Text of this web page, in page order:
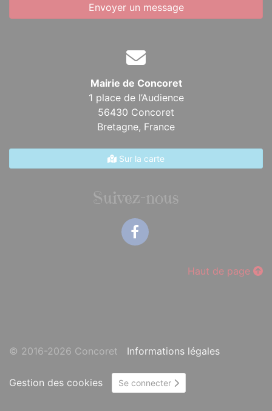
Envoyer un message
Mairie de Concoret
1 place de l’Audience
56430 Concoret
Bretagne, France
Sur la carte
Suivez-nous
Haut de page
© 2016-2026 Concoret Informations légales
Gestion des cookies Se connecter